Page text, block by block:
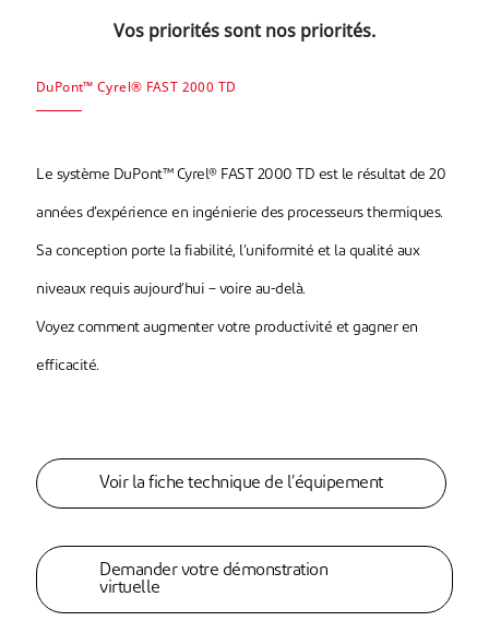
Vos priorités sont nos priorités.
DuPont™ Cyrel® FAST 2000 TD
Le système DuPont™ Cyrel® FAST 2000 TD est le résultat de 20
années d’expérience en ingénierie des processeurs thermiques.
Sa conception porte la fiabilité, l’uniformité et la qualité aux
niveaux requis aujourd’hui – voire au-delà.
Voyez comment augmenter votre productivité et gagner en
efficacité.
Voir la fiche technique de l’équipement
Demander votre démonstration
virtuelle